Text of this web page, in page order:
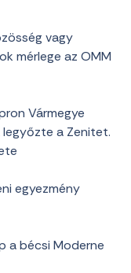
vagy
mérlege az OMM
Vármegye
legyőzte a Zenitet.
egyezmény
a bécsi Moderne